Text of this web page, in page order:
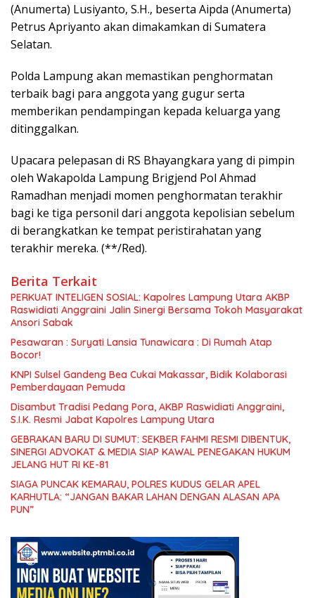
(Anumerta) Lusiyanto, S.H., beserta Aipda (Anumerta)
Petrus Apriyanto akan dimakamkan di Sumatera
Selatan.
Polda Lampung akan memastikan penghormatan
terbaik bagi para anggota yang gugur serta
memberikan pendampingan kepada keluarga yang
ditinggalkan.
Upacara pelepasan di RS Bhayangkara yang di pimpin
oleh Wakapolda Lampung Brigjend Pol Ahmad
Ramadhan menjadi momen penghormatan terakhir
bagi ke tiga personil dari anggota kepolisian sebelum
di berangkatkan ke tempat peristirahatan yang
terakhir mereka. (**/Red).
Berita Terkait
PERKUAT INTELIGEN SOSIAL: Kapolres Lampung Utara AKBP
Raswidiati Anggraini Jalin Sinergi Bersama Tokoh Masyarakat
Ansori Sabak
Pesawaran : Suryati Lansia Tunawicara : Di Rumah Atap
Bocor!
KNPI Sulsel Gandeng Bea Cukai Makassar, Bidik Kolaborasi
Pemberdayaan Pemuda
Disambut Tradisi Pedang Pora, AKBP Raswidiati Anggraini,
S.I.K. Resmi Jabat Kapolres Lampung Utara
GEBRAKAN BARU DI SUMUT: SEKBER FAHMI RESMI DIBENTUK,
SINERGI ADVOKAT & MEDIA SIAP KAWAL PENEGAKAN HUKUM
JELANG HUT RI KE-81
SIAGA PUNCAK KEMARAU, POLRES KUDUS GELAR APEL
KARHUTLA: “JANGAN BAKAR LAHAN DENGAN ALASAN APA
PUN”